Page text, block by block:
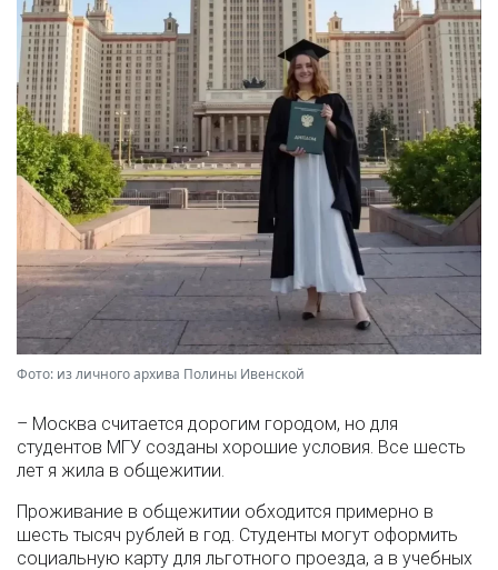
Фото: из личного архива Полины Ивенской
– Москва считается дорогим городом, но для
студентов МГУ созданы хорошие условия. Все шесть
лет я жила в общежитии.
Проживание в общежитии обходится примерно в
шесть тысяч рублей в год. Студенты могут оформить
социальную карту для льготного проезда, а в учебных